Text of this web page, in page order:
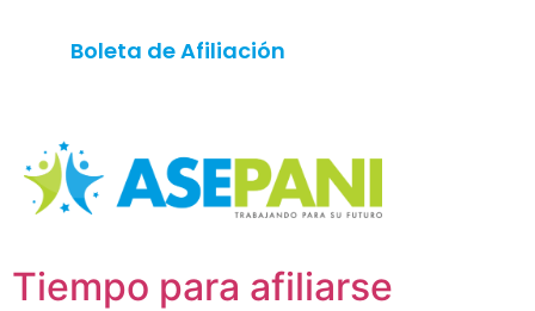
Boleta de Afiliación
Tiempo para afiliarse